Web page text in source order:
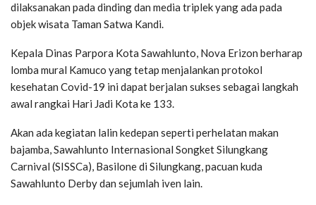
dilaksanakan pada dinding dan media triplek yang ada pada
objek wisata Taman Satwa Kandi.
Kepala Dinas Parpora Kota Sawahlunto, Nova Erizon berharap
lomba mural Kamuco yang tetap menjalankan protokol
kesehatan Covid-19 ini dapat berjalan sukses sebagai langkah
awal rangkai Hari Jadi Kota ke 133.
Akan ada kegiatan lalin kedepan seperti perhelatan makan
bajamba, Sawahlunto Internasional Songket Silungkang
Carnival (SISSCa), Basilone di Silungkang, pacuan kuda
Sawahlunto Derby dan sejumlah iven lain.